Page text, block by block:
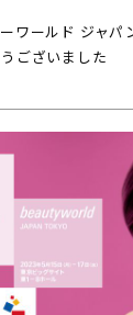
ワールド ジャパ
ございました